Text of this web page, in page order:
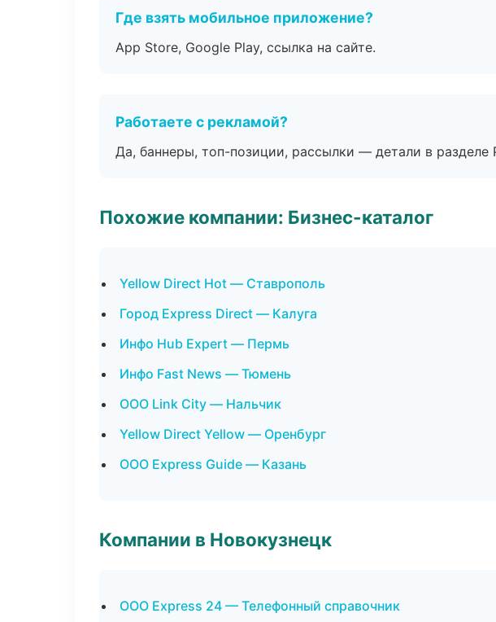
Где взять мобильное приложение?
App Store, Google Play, ссылка на сайте.
Работаете с рекламой?
Да, баннеры, топ-позиции, рассылки — детали в разделе
Похожие компании: Бизнес-каталог
Yellow Direct Hot — Ставрополь
Город Express Direct — Калуга
Инфо Hub Expert — Пермь
Инфо Fast News — Тюмень
ООО Link City — Нальчик
Yellow Direct Yellow — Оренбург
ООО Express Guide — Казань
Компании в Новокузнецк
ООО Express 24 — Телефонный справочник